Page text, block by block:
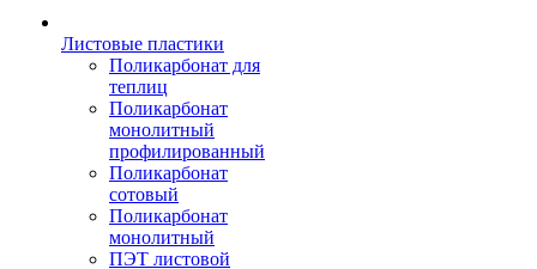
Листовые пластики
Поликарбонат для
теплиц
Поликарбонат
монолитный
профилированный
Поликарбонат
сотовый
Поликарбонат
монолитный
ПЭТ листовой